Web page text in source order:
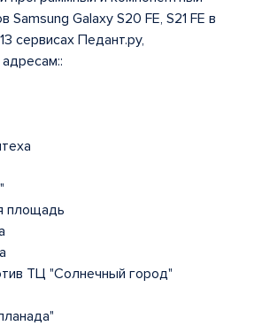
Galaxy S20 FE, S21 FE в
сервисах Педант.ру,
площадь
ТЦ "Солнечный город"